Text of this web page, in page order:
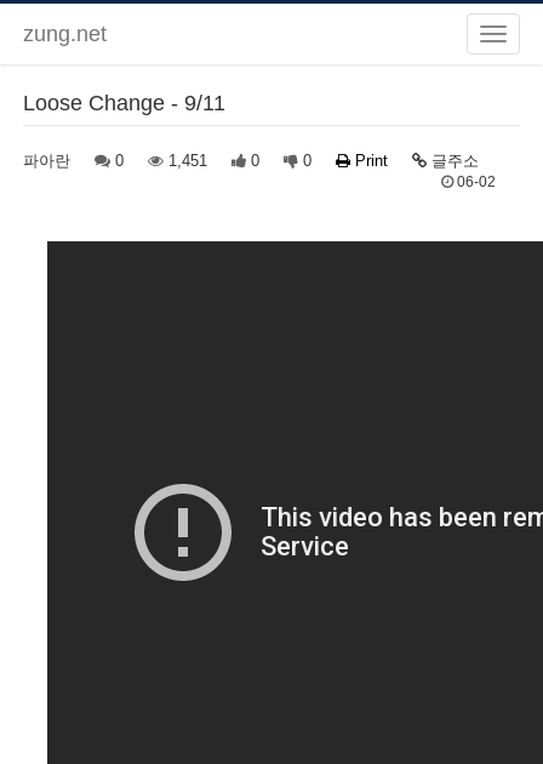
zung.net
Loose Change - 9/11
파아란 0 1,451 0 0 Print 글주소
06-02